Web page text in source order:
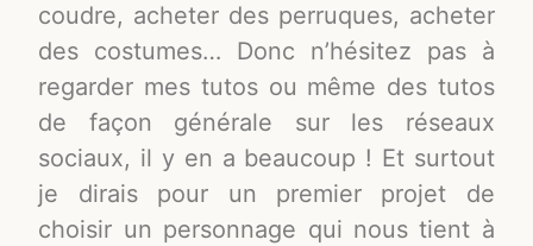
coudre, acheter des perruques, acheter
des costumes… Donc n’hésitez pas à
regarder mes tutos ou même des tutos
de façon générale sur les réseaux
sociaux, il y en a beaucoup ! Et surtout
je dirais pour un premier projet de
choisir un personnage qui nous tient à